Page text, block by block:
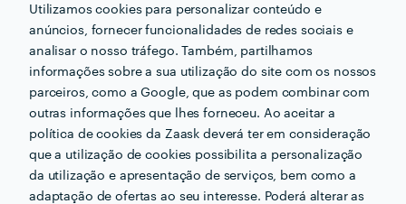
Utilizamos cookies para personalizar conteúdo e
anúncios, fornecer funcionalidades de redes sociais e
analisar o nosso tráfego. Também, partilhamos
informações sobre a sua utilização do site com os nossos
parceiros, como a Google, que as podem combinar com
outras informações que lhes forneceu. Ao aceitar a
política de cookies da Zaask deverá ter em consideração
que a utilização de cookies possibilita a personalização
da utilização e apresentação de serviços, bem como a
adaptação de ofertas ao seu interesse. Poderá alterar as
com profissionais?
pensada), para quando e quanto pode pagar.
Que formação e experiência tem relacionadas com a
sua actividade?
Licenciatura em Audiovisual e Multimédia (estou no
último semestre) e neste ultimo ano lectivo trabalhei